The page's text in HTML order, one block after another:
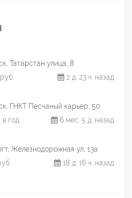
Татарстан улица, 8
2 д. 23 ч. назад
ГНКТ Песчаный карьер, 50
год
6 мес. 5 д. назад
Железнодорожная ул, 13а
18 д. 16 ч. назад